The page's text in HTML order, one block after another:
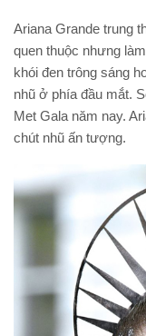
Ariana Grande trung
quen thuộc nhưng
khói đen trông sáng
nhũ ở phía đầu mắt.
Met Gala năm nay.
chút nhũ ấn tượng.